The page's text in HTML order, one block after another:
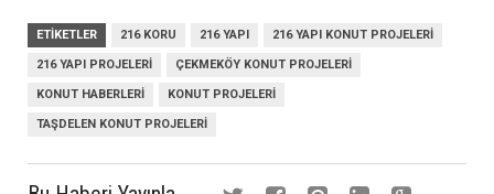
ETIKETLER 216 KORU 216 YAPI 216 YAPI KONUT PROJELERI
216 YAPI PROJELERI ÇEKMEKÖY KONUT PROJELERI
KONUT HABERLERI KONUT PROJELERI
TAŞDELEN KONUT PROJELERI